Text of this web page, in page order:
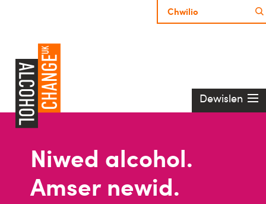
Dewislen
Niwed alcohol.
Amser newid.